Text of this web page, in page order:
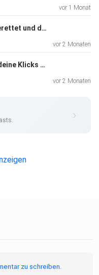
vor 1 Monat
Mittelmeer: Aus Seenot gerettet und dann?
vor 2 Monaten
So hilfst du von zuhause: deine Klicks für Karten im Krisengebiet
vor 2 Monaten
zu schreiben.